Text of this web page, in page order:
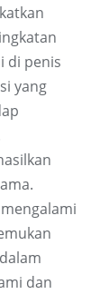
di penis
yang
dan